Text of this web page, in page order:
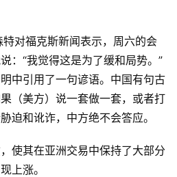
特对福克斯新闻表示，周六的会
：“我觉得这是为了缓和局势。”
中引用了一句谚语。中国有句古
（美方）说一套做一套，或者打
迫和讹诈，中方绝不会答应。
使其在亚洲交易中保持了大部分
上涨。